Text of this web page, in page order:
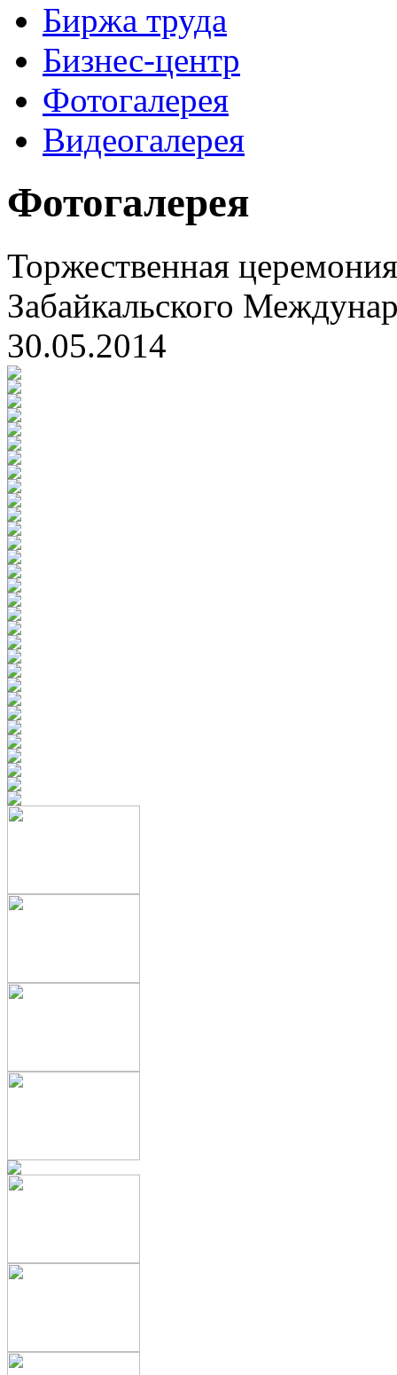
Биржа труда
Бизнес-центр
Фотогалерея
Видеогалерея
Фотогалерея
Торжественная
Забайкальского
30.05.2014